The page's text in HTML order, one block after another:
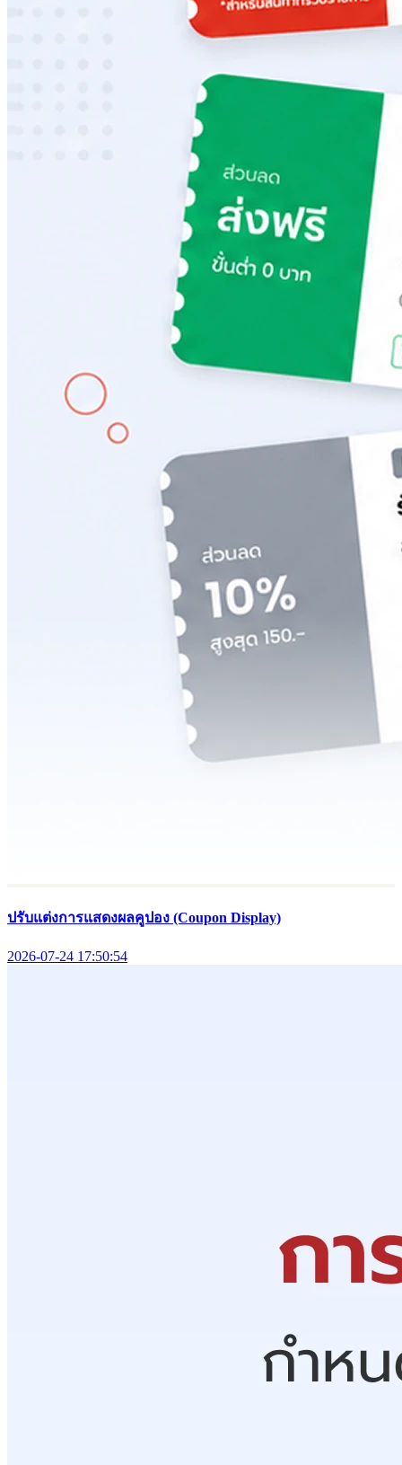
ปรับแต่งการแสดงผลคูปอง (Coupon Display)
2026-07-24 17:50:54